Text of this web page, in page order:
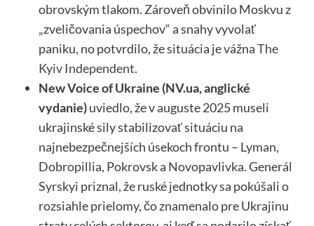
obrovským tlakom. Zároveň obvinilo Moskvu z
„zveličovania úspechov“ a snahy vyvolať
paniku, no potvrdilo, že situácia je vážnaThe
Kyiv Independent.
New Voice of Ukraine (NV.ua, anglické
vydanie)uviedlo, že v auguste 2025 museli
ukrajinské sily stabilizovať situáciu na
najnebezpečnejších úsekoch frontu – Lyman,
Dobropillia, Pokrovsk a Novopavlivka. Generál
Syrskyi priznal, že ruské jednotky sa pokúšali o
rozsiahle prielomy, čo znamenalo pre Ukrajinu